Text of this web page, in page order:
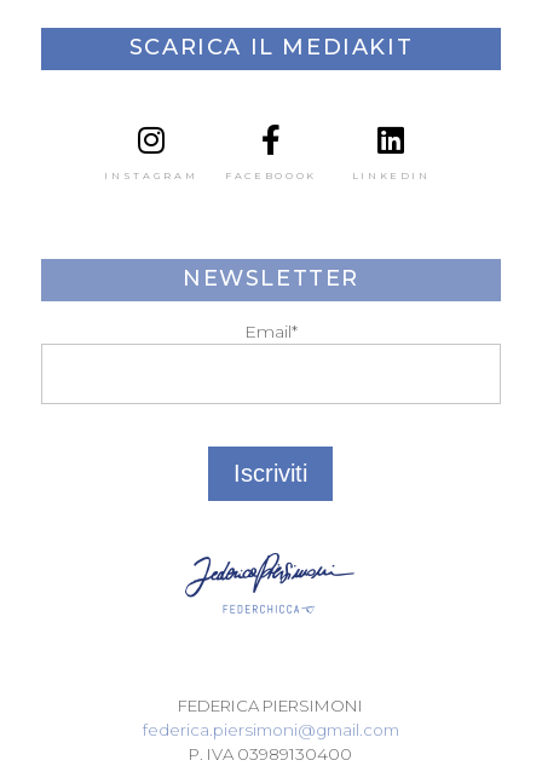
FEDERICA PIERSIMONI
federica.piersimoni@gmail.com
P. IVA 03989130400
SCARICA IL MEDIAKIT
INSTAGRAM FACEBOOOK LINKEDIN
NEWSLETTER
Email*